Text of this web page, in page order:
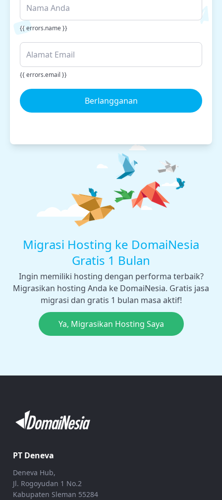
{{ errors.name }}
{{ errors.email }}
Berlangganan
Migrasi Hosting ke DomaiNesia
Gratis 1 Bulan
Ingin memiliki hosting dengan performa terbaik?
Migrasikan hosting Anda ke DomaiNesia. Gratis jasa
migrasi dan gratis 1 bulan masa aktif!
Ya, Migrasikan Hosting Saya
PT Deneva
Deneva Hub,
Jl. Rogoyudan 1 No.2
Kabupaten Sleman 55284